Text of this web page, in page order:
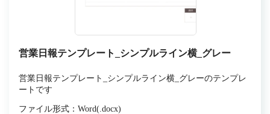
営業日報テンプレート_シンプルライン横_グレー
営業日報テンプレート_シンプルライン横_グレーのテンプレ
ートです
ファイル形式：Word(.docx)